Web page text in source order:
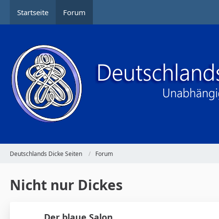
Startseite Forum
Deutschlands Dicke Seiten Forum
Nicht nur Dickes